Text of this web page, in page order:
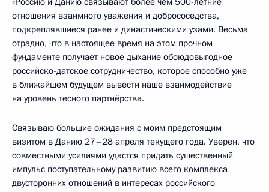
отношения взаимного уважения и добрососедства,
подкреплявшиеся ранее и династическими узами. Весьма
отрадно, что в настоящее время на этом прочном
фундаменте получает новое дыхание обоюдовыгодное
российско-датское сотрудничество, которое способно уже
в ближайшем будущем вывести наше взаимодействие
на уровень тесного партнёрства.
Связываю большие ожидания с моим предстоящим
визитом в Данию 27–28 апреля текущего года. Уверен, что
совместными усилиями удастся придать существенный
импульс поступательному развитию всего комплекса
двусторонних отношений в интересах российского